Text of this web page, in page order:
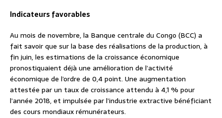
Indicateurs favorables
Au mois de novembre, la Banque centrale du Congo (BCC) a
fait savoir que sur la base des réalisations de la production, à
fin juin, les estimations de la croissance économique
pronostiquaient déjà une amélioration de l’activité
économique de l’ordre de 0,4 point. Une augmentation
attestée par un taux de croissance attendu à 4,1 % pour
l’année 2018, et impulsée par l’industrie extractive bénéficiant
des cours mondiaux rémunérateurs.